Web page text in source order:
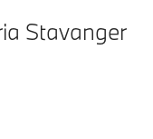
Stavanger